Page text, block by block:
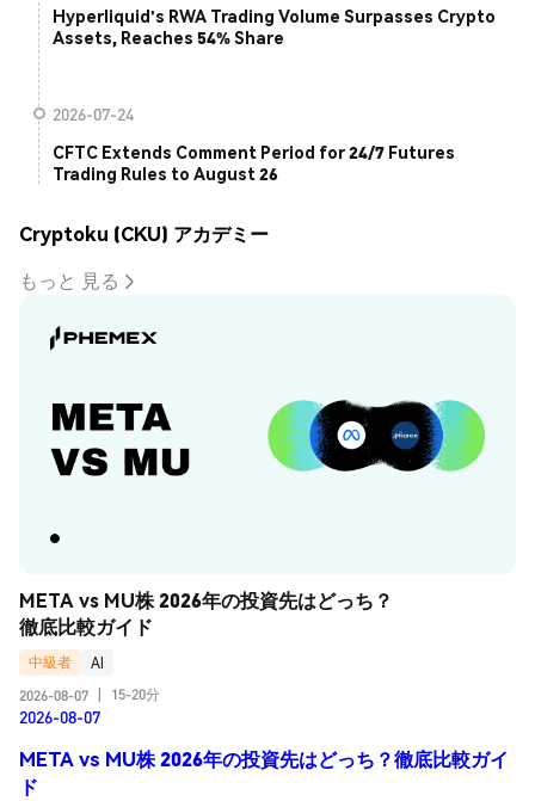
Hyperliquid's RWA Trading Volume Surpasses Crypto
Assets, Reaches 54% Share
2026-07-24
CFTC Extends Comment Period for 24/7 Futures
Trading Rules to August 26
Cryptoku (CKU) アカデミー
もっと 見る
META vs MU株 2026年の投資先はどっち？
徹底比較ガイド
中級者
AI
2026-08-07
15-20分
2026-08-07
META vs MU株 2026年の投資先はどっち？徹底比較ガイ
ド